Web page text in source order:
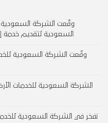
وقّعت الشركة السعودية
السعودية لتقديم خدمة
وقّعت الشركة السعودية
الشركة السعودية للخدمات
نفخر في الشركة السعودية